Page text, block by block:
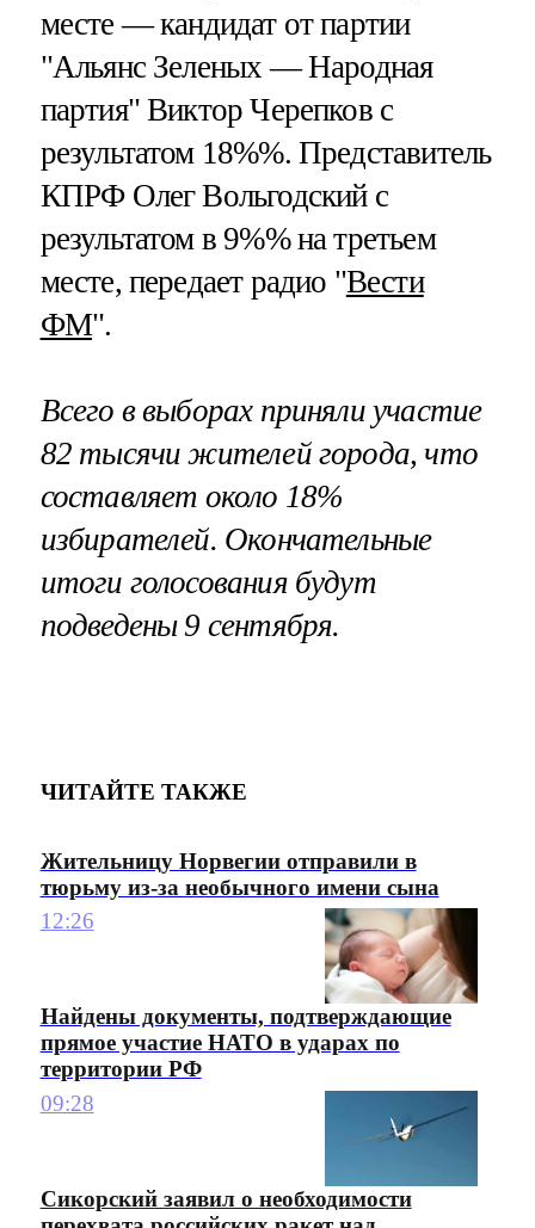
месте — кандидат от партии
"Альянс Зеленых — Народная
партия" Виктор Черепков с
результатом 18%%. Представитель
КПРФ Олег Вольгодский с
результатом в 9%% на третьем
месте, передает радио "Вести
ФМ".
Всего в выборах приняли участие
82 тысячи жителей города, что
составляет около 18%
избирателей. Окончательные
итоги голосования будут
подведены 9 сентября.
ЧИТАЙТЕ ТАКЖЕ
Жительницу Норвегии отправили в
тюрьму из-за необычного имени сына
12:26
Найдены документы, подтверждающие
прямое участие НАТО в ударах по
территории РФ
09:28
Сикорский заявил о необходимости